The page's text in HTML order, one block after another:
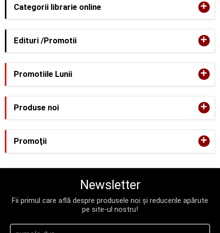
Categorii librarie online +
Edituri /Promotii +
Promotiile Lunii +
Produse noi +
Promoţii +
Newsletter
Fii primul care află despre produsele noi și reducerile apărute
pe site-ul nostru!